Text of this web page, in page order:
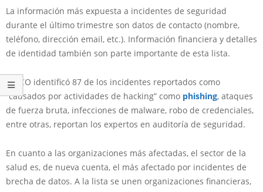
La información más expuesta a incidentes de seguridad
durante el último trimestre son datos de contacto (nombre,
teléfono, dirección email, etc.). Información financiera y detalles
de identidad también son parte importante de esta lista.
La ICO identificó 87 de los incidentes reportados como
“causados por actividades de hacking” como phishing, ataques
de fuerza bruta, infecciones de malware, robo de credenciales,
entre otras, reportan los expertos en auditoría de seguridad.
En cuanto a las organizaciones más afectadas, el sector de la
salud es, de nueva cuenta, el más afectado por incidentes de
brecha de datos. A la lista se unen organizaciones financieras,